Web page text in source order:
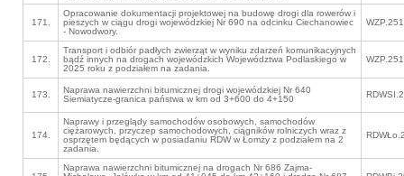
171.
Opracowanie dokumentacji projektowej na budowę drogi dla rowerów i
pieszych w ciągu drogi wojewódzkiej Nr 690 na odcinku Ciechanowiec
- Nowodwory.
172.
Transport i odbiór padłych zwierząt w wyniku zdarzeń komunikacyjnych
bądź innych na drogach wojewódzkich Województwa Podlaskiego w
2025 roku z podziałem na zadania.
173.
Naprawa nawierzchni bitumicznej drogi wojewódzkiej Nr 640
Siemiatycze-granica państwa w km od 3+600 do 4+150
174.
Naprawy i przeglądy samochodów osobowych, samochodów
ciężarowych, przyczep samochodowych, ciągników rolniczych wraz z
osprzętem będących w posiadaniu RDW w Łomży z podziałem na 2
zadania.
Naprawa nawierzchni bitumicznej na drogach Nr 686 Zajma-